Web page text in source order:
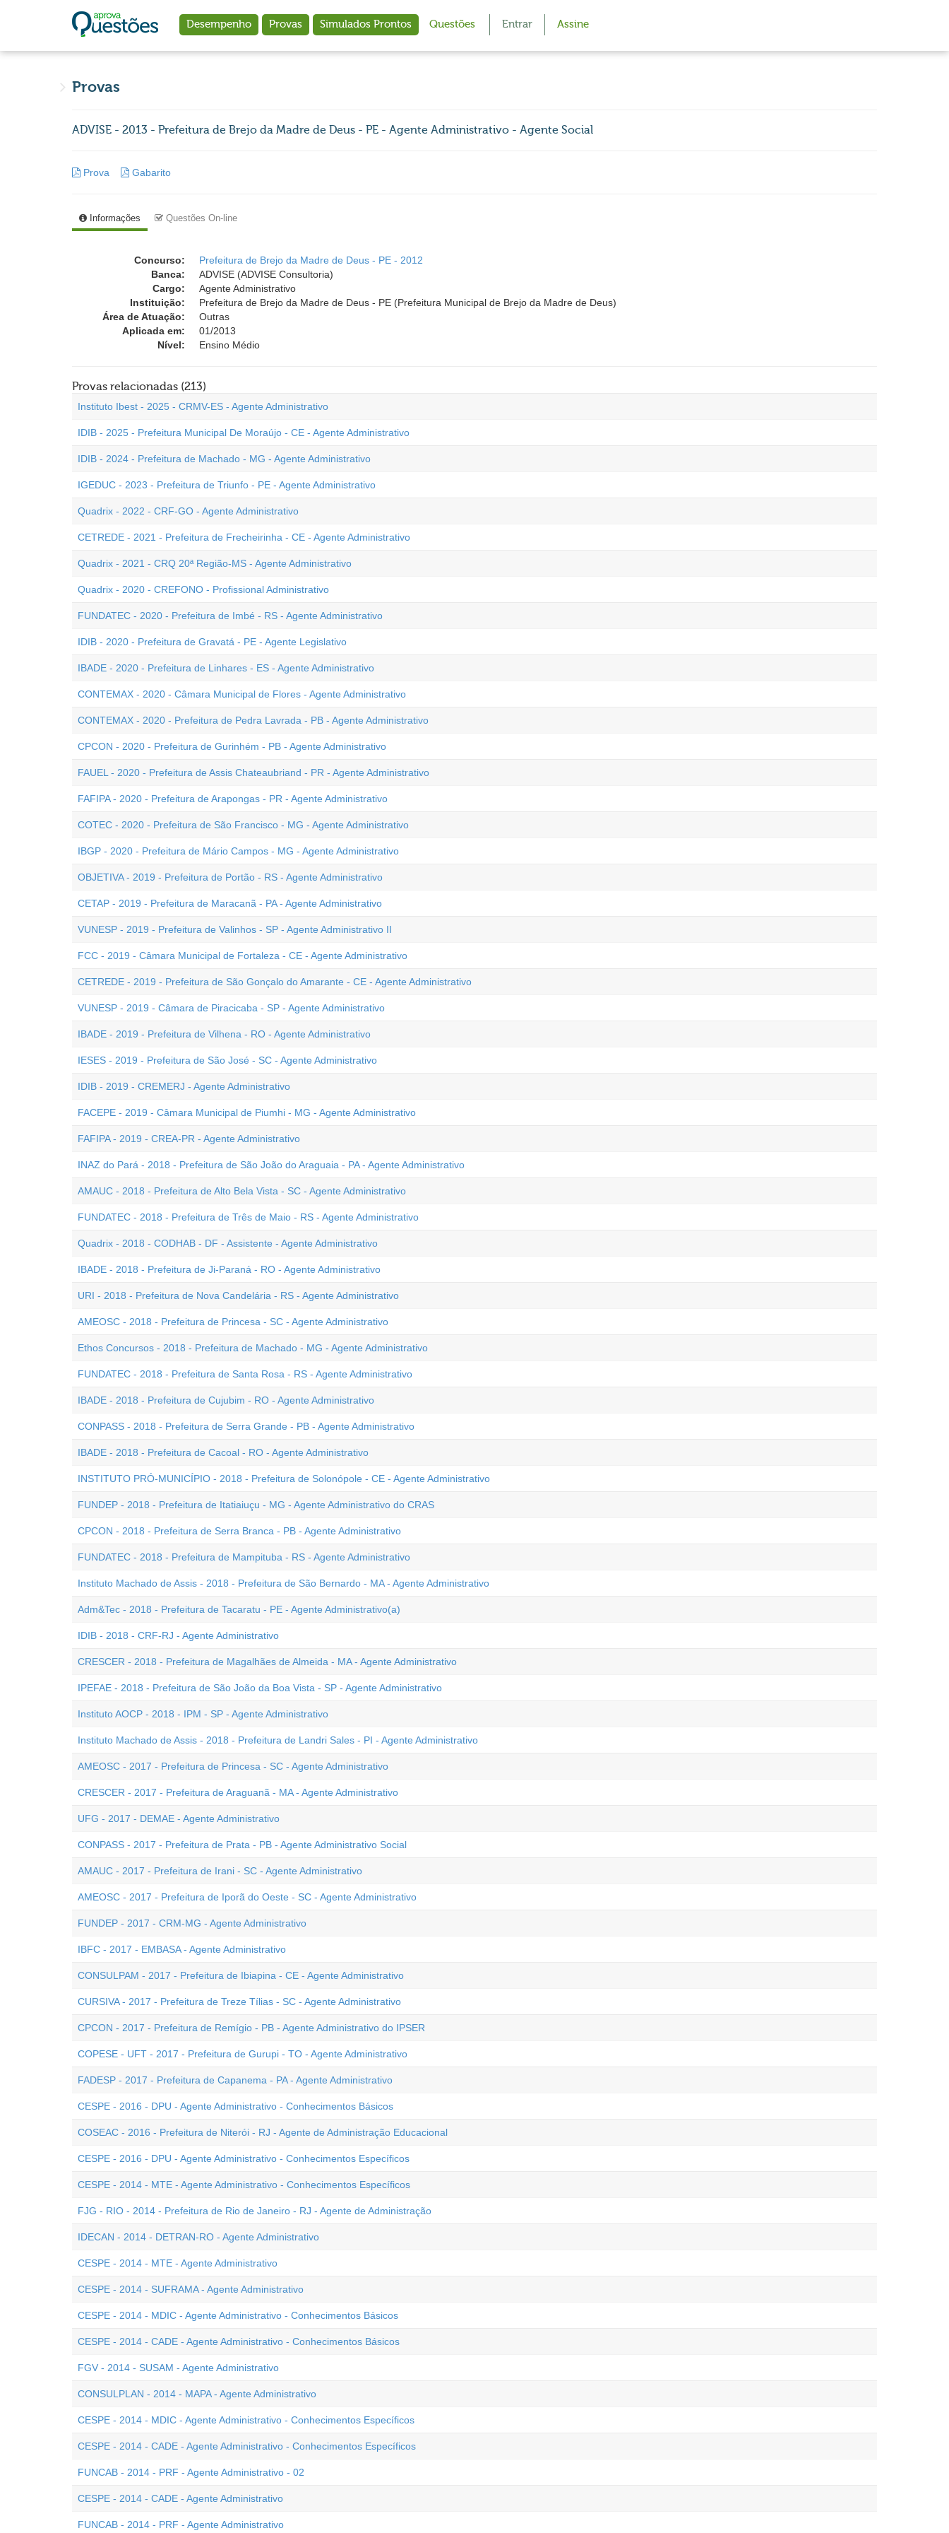
Desempenho Provas Simulados Prontos Questões Entrar Assine
Provas
ADVISE - 2013 - Prefeitura de Brejo da Madre de Deus - PE - Agente Administrativo - Agente Social
Prova Gabarito
Informações Questões On-line
Concurso:
Prefeitura de Brejo da Madre de Deus - PE - 2012
Banca:
ADVISE (ADVISE Consultoria)
Cargo:
Agente Administrativo
Instituição:
Prefeitura de Brejo da Madre de Deus - PE (Prefeitura Municipal de Brejo da Madre de Deus)
Área de Atuação:
Outras
Aplicada em:
01/2013
Nível:
Ensino Médio
Provas relacionadas (213)
Instituto Ibest - 2025 - CRMV-ES - Agente Administrativo
IDIB - 2025 - Prefeitura Municipal De Moraújo - CE - Agente Administrativo
IDIB - 2024 - Prefeitura de Machado - MG - Agente Administrativo
IGEDUC - 2023 - Prefeitura de Triunfo - PE - Agente Administrativo
Quadrix - 2022 - CRF-GO - Agente Administrativo
CETREDE - 2021 - Prefeitura de Frecheirinha - CE - Agente Administrativo
Quadrix - 2021 - CRQ 20ª Região-MS - Agente Administrativo
Quadrix - 2020 - CREFONO - Profissional Administrativo
FUNDATEC - 2020 - Prefeitura de Imbé - RS - Agente Administrativo
IDIB - 2020 - Prefeitura de Gravatá - PE - Agente Legislativo
IBADE - 2020 - Prefeitura de Linhares - ES - Agente Administrativo
CONTEMAX - 2020 - Câmara Municipal de Flores - Agente Administrativo
CONTEMAX - 2020 - Prefeitura de Pedra Lavrada - PB - Agente Administrativo
CPCON - 2020 - Prefeitura de Gurinhém - PB - Agente Administrativo
FAUEL - 2020 - Prefeitura de Assis Chateaubriand - PR - Agente Administrativo
FAFIPA - 2020 - Prefeitura de Arapongas - PR - Agente Administrativo
COTEC - 2020 - Prefeitura de São Francisco - MG - Agente Administrativo
IBGP - 2020 - Prefeitura de Mário Campos - MG - Agente Administrativo
OBJETIVA - 2019 - Prefeitura de Portão - RS - Agente Administrativo
CETAP - 2019 - Prefeitura de Maracanã - PA - Agente Administrativo
VUNESP - 2019 - Prefeitura de Valinhos - SP - Agente Administrativo II
FCC - 2019 - Câmara Municipal de Fortaleza - CE - Agente Administrativo
CETREDE - 2019 - Prefeitura de São Gonçalo do Amarante - CE - Agente Administrativo
VUNESP - 2019 - Câmara de Piracicaba - SP - Agente Administrativo
IBADE - 2019 - Prefeitura de Vilhena - RO - Agente Administrativo
IESES - 2019 - Prefeitura de São José - SC - Agente Administrativo
IDIB - 2019 - CREMERJ - Agente Administrativo
FACEPE - 2019 - Câmara Municipal de Piumhi - MG - Agente Administrativo
FAFIPA - 2019 - CREA-PR - Agente Administrativo
INAZ do Pará - 2018 - Prefeitura de São João do Araguaia - PA - Agente Administrativo
AMAUC - 2018 - Prefeitura de Alto Bela Vista - SC - Agente Administrativo
FUNDATEC - 2018 - Prefeitura de Três de Maio - RS - Agente Administrativo
Quadrix - 2018 - CODHAB - DF - Assistente - Agente Administrativo
IBADE - 2018 - Prefeitura de Ji-Paraná - RO - Agente Administrativo
URI - 2018 - Prefeitura de Nova Candelária - RS - Agente Administrativo
AMEOSC - 2018 - Prefeitura de Princesa - SC - Agente Administrativo
Ethos Concursos - 2018 - Prefeitura de Machado - MG - Agente Administrativo
FUNDATEC - 2018 - Prefeitura de Santa Rosa - RS - Agente Administrativo
IBADE - 2018 - Prefeitura de Cujubim - RO - Agente Administrativo
CONPASS - 2018 - Prefeitura de Serra Grande - PB - Agente Administrativo
IBADE - 2018 - Prefeitura de Cacoal - RO - Agente Administrativo
INSTITUTO PRÓ-MUNICÍPIO - 2018 - Prefeitura de Solonópole - CE - Agente Administrativo
FUNDEP - 2018 - Prefeitura de Itatiaiuçu - MG - Agente Administrativo do CRAS
CPCON - 2018 - Prefeitura de Serra Branca - PB - Agente Administrativo
FUNDATEC - 2018 - Prefeitura de Mampituba - RS - Agente Administrativo
Instituto Machado de Assis - 2018 - Prefeitura de São Bernardo - MA - Agente Administrativo
Adm&Tec - 2018 - Prefeitura de Tacaratu - PE - Agente Administrativo(a)
IDIB - 2018 - CRF-RJ - Agente Administrativo
CRESCER - 2018 - Prefeitura de Magalhães de Almeida - MA - Agente Administrativo
IPEFAE - 2018 - Prefeitura de São João da Boa Vista - SP - Agente Administrativo
Instituto AOCP - 2018 - IPM - SP - Agente Administrativo
Instituto Machado de Assis - 2018 - Prefeitura de Landri Sales - PI - Agente Administrativo
AMEOSC - 2017 - Prefeitura de Princesa - SC - Agente Administrativo
CRESCER - 2017 - Prefeitura de Araguanã - MA - Agente Administrativo
UFG - 2017 - DEMAE - Agente Administrativo
CONPASS - 2017 - Prefeitura de Prata - PB - Agente Administrativo Social
AMAUC - 2017 - Prefeitura de Irani - SC - Agente Administrativo
AMEOSC - 2017 - Prefeitura de Iporã do Oeste - SC - Agente Administrativo
FUNDEP - 2017 - CRM-MG - Agente Administrativo
IBFC - 2017 - EMBASA - Agente Administrativo
CONSULPAM - 2017 - Prefeitura de Ibiapina - CE - Agente Administrativo
CURSIVA - 2017 - Prefeitura de Treze Tílias - SC - Agente Administrativo
CPCON - 2017 - Prefeitura de Remígio - PB - Agente Administrativo do IPSER
COPESE - UFT - 2017 - Prefeitura de Gurupi - TO - Agente Administrativo
FADESP - 2017 - Prefeitura de Capanema - PA - Agente Administrativo
CESPE - 2016 - DPU - Agente Administrativo - Conhecimentos Básicos
COSEAC - 2016 - Prefeitura de Niterói - RJ - Agente de Administração Educacional
CESPE - 2016 - DPU - Agente Administrativo - Conhecimentos Específicos
CESPE - 2014 - MTE - Agente Administrativo - Conhecimentos Específicos
FJG - RIO - 2014 - Prefeitura de Rio de Janeiro - RJ - Agente de Administração
IDECAN - 2014 - DETRAN-RO - Agente Administrativo
CESPE - 2014 - MTE - Agente Administrativo
CESPE - 2014 - SUFRAMA - Agente Administrativo
CESPE - 2014 - MDIC - Agente Administrativo - Conhecimentos Básicos
CESPE - 2014 - CADE - Agente Administrativo - Conhecimentos Básicos
FGV - 2014 - SUSAM - Agente Administrativo
CONSULPLAN - 2014 - MAPA - Agente Administrativo
CESPE - 2014 - MDIC - Agente Administrativo - Conhecimentos Específicos
CESPE - 2014 - CADE - Agente Administrativo - Conhecimentos Específicos
FUNCAB - 2014 - PRF - Agente Administrativo - 02
CESPE - 2014 - CADE - Agente Administrativo
FUNCAB - 2014 - PRF - Agente Administrativo